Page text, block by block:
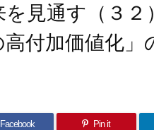
見通す（３２
付加価値化」
Facebook Pin it